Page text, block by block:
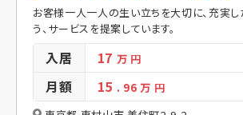
お客様一人一人の生い立ちを大切に、充実
う、サービスを提案しています。
入居 17万 円
月額 15 . 96万 円